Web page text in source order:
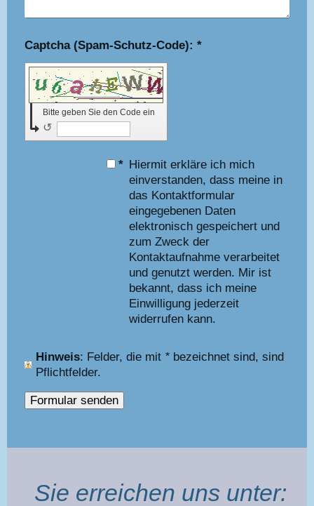
Captcha (Spam-Schutz-Code): *
Bitte geben Sie den Code ein
↺
* Hiermit erkläre ich mich
einverstanden, dass meine in
das Kontaktformular
eingegebenen Daten
elektronisch gespeichert und
zum Zweck der
Kontaktaufnahme verarbeitet
und genutzt werden. Mir ist
bekannt, dass ich meine
Einwilligung jederzeit
widerrufen kann.
Hinweis : Felder, die mit * bezeichnet sind, sind
Pflichtfelder.
Sie erreichen uns unter: